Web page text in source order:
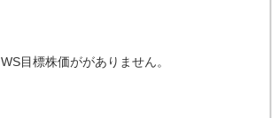
WS目標株価ががありません。